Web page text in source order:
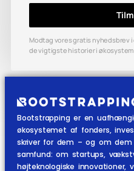
Modtag vores gratis nyhedsbrev
de vigtigste historier i
Bootstrapping er en
økosystemet af fonders,
skriver for dem – og om dem
samfund: om startups,
højteknologiske innovationer,